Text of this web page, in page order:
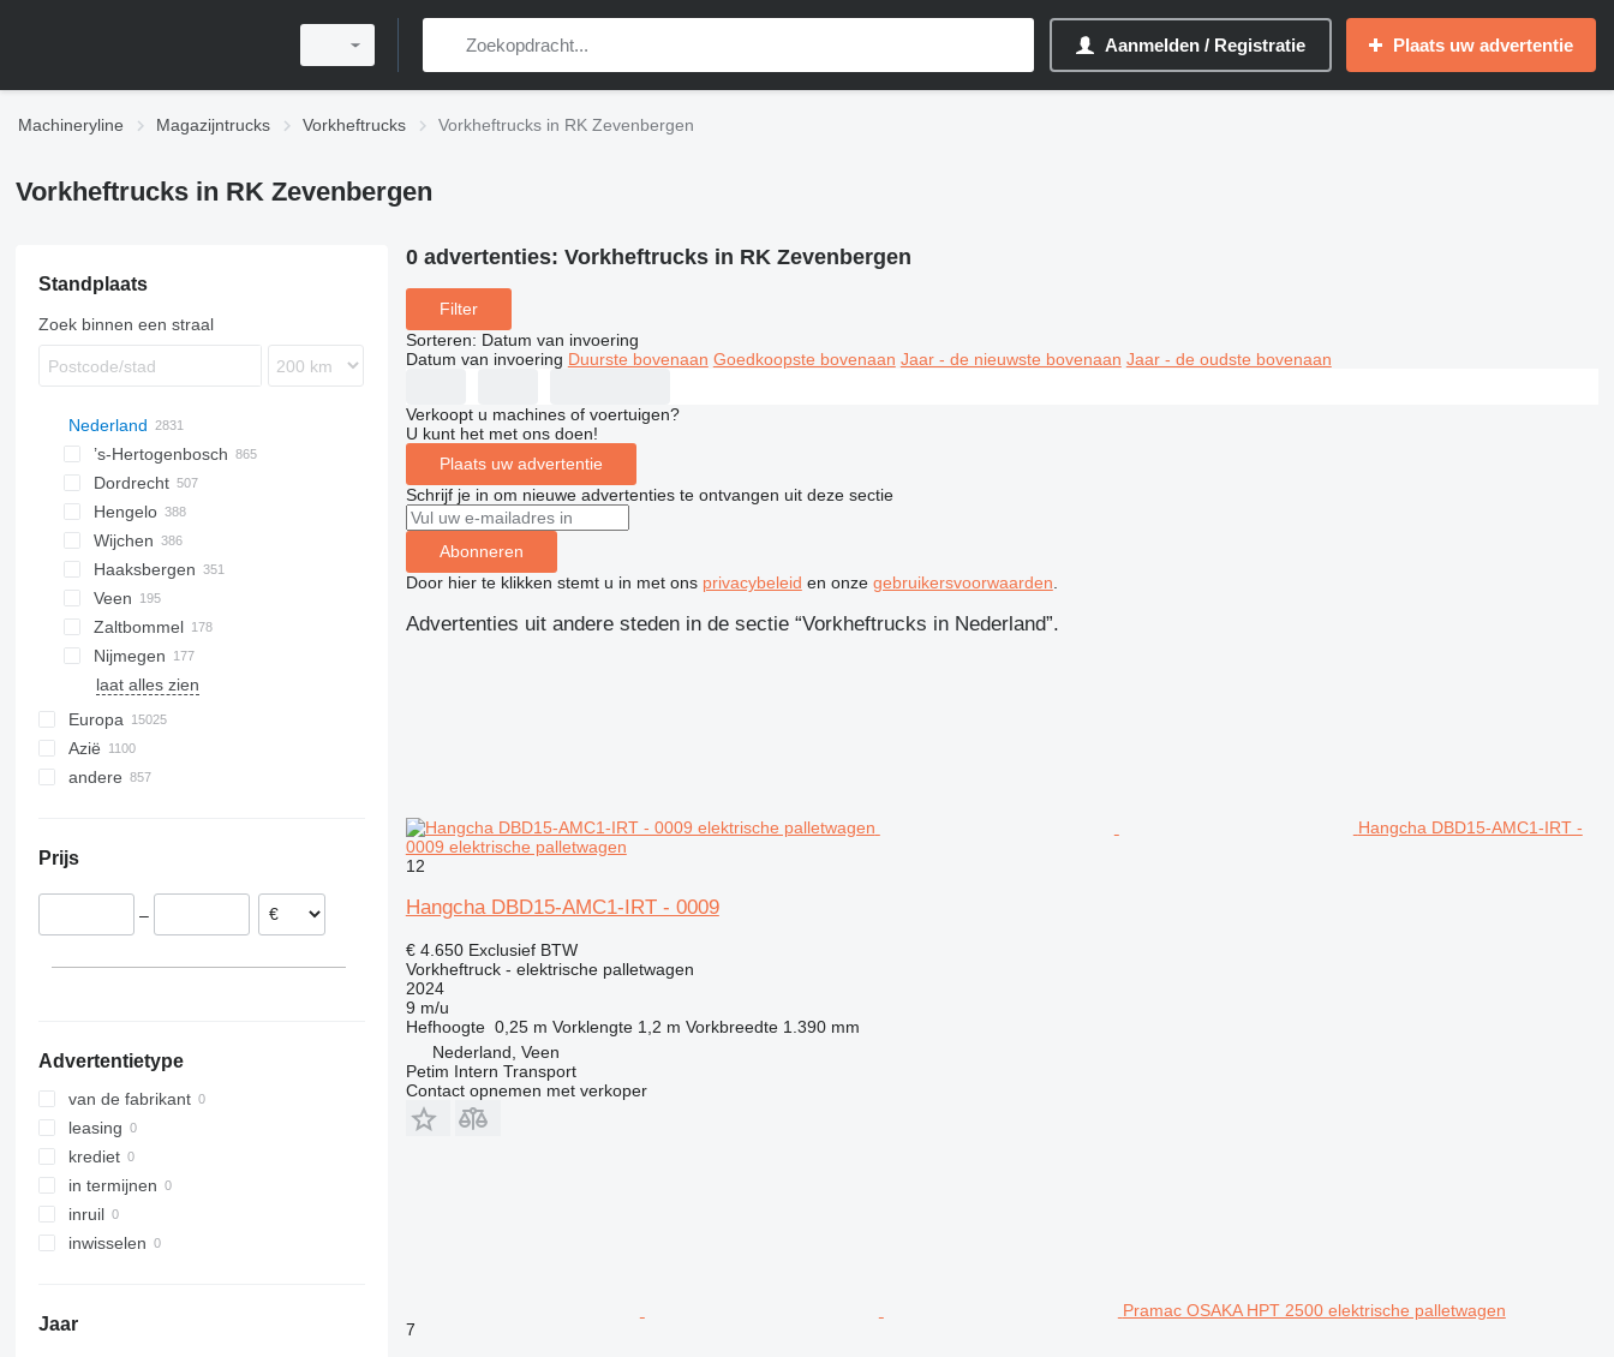
Aanmelden / Registratie Plaats uw advertentie
Machineryline Magazijntrucks Vorkheftrucks Vorkheftrucks in RK Zevenbergen
Vorkheftrucks in RK Zevenbergen
Standplaats
Zoek binnen een straal
Nederland
’s-Hertogenbosch
Dordrecht
Hengelo
Wijchen
Haaksbergen
Veen
Zaltbommel
Nijmegen
laat alles zien
Europa
Duitsland
Polen
Italië
Tsjechië
Azië
China
India
Japan
andere
Colombia
Moldavië
Prijs
–
Advertentietype
van de fabrikant
leasing
krediet
in termijnen
inruil
inwisselen
Jaar
0 advertenties: Vorkheftrucks in RK Zevenbergen
Filter
Sorteren: Datum van invoering
Datum van invoering Duurste bovenaan Goedkoopste bovenaan Jaar - de nieuwste bovenaan Jaar - de oudste bovenaan
Verkoopt u machines of voertuigen?
U kunt het met ons doen!
Plaats uw advertentie
Schrijf je in om nieuwe advertenties te ontvangen uit deze sectie
Abonneren
Door hier te klikken stemt u in met ons privacybeleid en onze gebruikersvoorwaarden
Advertenties uit andere steden in de sectie “Vorkheftrucks in Nederland”.
Hangcha DBD15-AMC1-IRT -
0009 elektrische palletwagen
12
Hangcha DBD15-AMC1-IRT - 0009
€ 4.650 Exclusief BTW
Vorkheftruck - elektrische palletwagen
2024
9 m/u
Hefhoogte 0,25 m Vorklengte 1,2 m Vorkbreedte 1.390 mm
Nederland, Veen
Petim Intern Transport
Contact opnemen met verkoper
Pramac OSAKA HPT 2500 elektrische palletwagen
7